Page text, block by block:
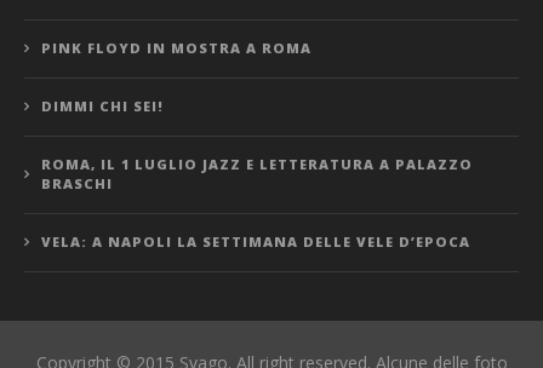
PINK FLOYD IN MOSTRA A ROMA
DIMMI CHI SEI!
ROMA, IL 1 LUGLIO JAZZ E LETTERATURA A PALAZZO
BRASCHI
VELA: A NAPOLI LA SETTIMANA DELLE VELE D’EPOCA
Copyright © 2015 Svago. All right reserved. Alcune delle foto